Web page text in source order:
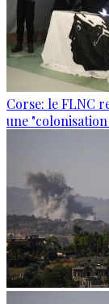
Corse: le FLNC
une